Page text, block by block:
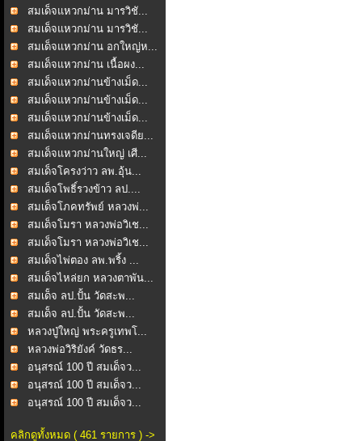
สมเด็จแหวกม่าน มารวิชั...
สมเด็จแหวกม่าน มารวิชั...
สมเด็จแหวกม่าน อกใหญ่ห...
สมเด็จแหวกม่าน เนื้อผง...
สมเด็จแหวกม่านข้างเม็ด...
สมเด็จแหวกม่านข้างเม็ด...
สมเด็จแหวกม่านข้างเม็ด...
สมเด็จแหวกม่านทรงเจดีย...
สมเด็จแหวกม่านใหญ่ เศี...
สมเด็จโครงว่าว ลพ.อุ้น...
สมเด็จโพธิ์รวงข้าว ลป....
สมเด็จโภคทรัพย์ หลวงพ่...
สมเด็จโมรา หลวงพ่อวิเช...
สมเด็จโมรา หลวงพ่อวิเช...
สมเด็จไพ่ตอง ลพ.พริ้ง ...
สมเด็จไหล่ยก หลวงตาพัน...
สมเด็ํจ ลป.ปั้น วัดสะพ...
สมเด็ํจ ลป.ปั้น วัดสะพ...
หลวงปู่ใหญ่ พระครูเทพโ...
หลวงพ่อวิริยังค์ วัดธร...
อนุสรณ์ 100 ปี สมเด็จว...
อนุสรณ์ 100 ปี สมเด็จว...
อนุสรณ์ 100 ปี สมเด็จว...
คลิกดูทั้งหมด ( 461 รายการ ) ->